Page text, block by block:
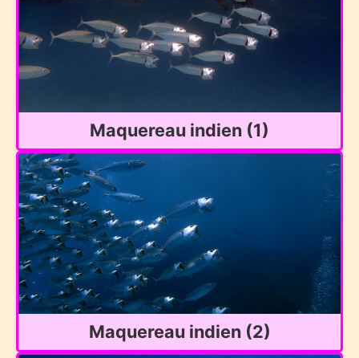
Maquereau indien (1)
Maquereau indien (2)